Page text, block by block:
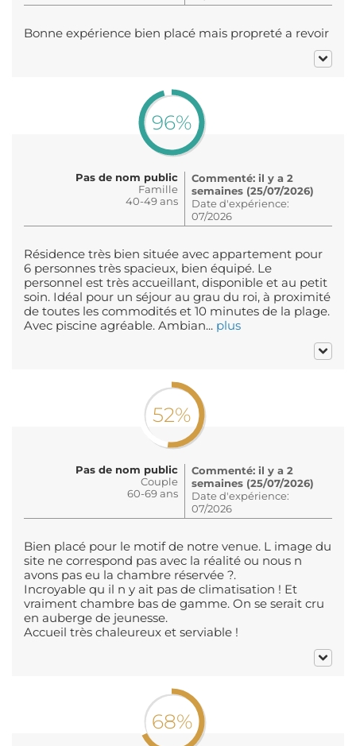
Bonne expérience bien placé mais propreté a revoir
96%
Pas de nom public
Famille
40-49 ans
Commenté: il y a 2
semaines (25/07/2026)
Date d'expérience:
07/2026
Résidence très bien située avec appartement pour
6 personnes très spacieux, bien équipé. Le
personnel est très accueillant, disponible et au petit
soin. Idéal pour un séjour au grau du roi, à proximité
de toutes les commodités et 10 minutes de la plage.
Avec piscine agréable. Ambian... plus
52%
Pas de nom public
Couple
60-69 ans
Commenté: il y a 2
semaines (25/07/2026)
Date d'expérience:
07/2026
Bien placé pour le motif de notre venue. L image du
site ne correspond pas avec la réalité ou nous n
avons pas eu la chambre réservée ?.
Incroyable qu il n y ait pas de climatisation ! Et
vraiment chambre bas de gamme. On se serait cru
en auberge de jeunesse.
Accueil très chaleureux et serviable !
68%